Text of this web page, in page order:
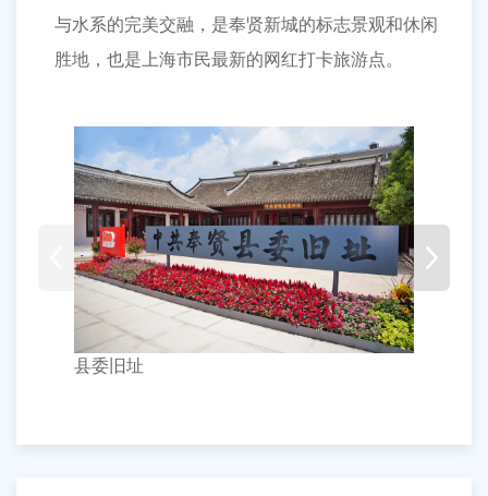
与水系的完美交融，是奉贤新城的标志景观和休闲
胜地，也是上海市民最新的网红打卡旅游点。
县委旧址